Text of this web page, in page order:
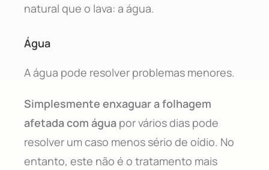
natural que o lava: a água.
Água
A água pode resolver problemas menores.
Simplesmente enxaguar a folhagem
afetada com água por vários dias pode
resolver um caso menos sério de oídio. No
entanto, este não é o tratamento mais